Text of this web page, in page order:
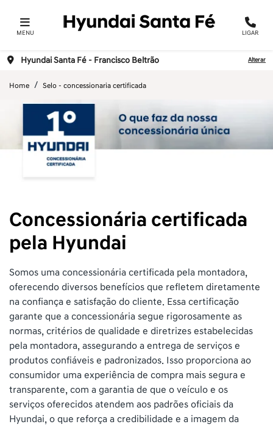
MENU LIGAR
Hyundai Santa Fé - Francisco Beltrão Alterar
Home Selo - concessionaria certificada
Concessionária certificada
pela Hyundai
Somos uma concessionária certificada pela montadora,
oferecendo diversos benefícios que refletem diretamente
na confiança e satisfação do cliente. Essa certificação
garante que a concessionária segue rigorosamente as
normas, critérios de qualidade e diretrizes estabelecidas
pela montadora, assegurando a entrega de serviços e
produtos confiáveis e padronizados. Isso proporciona ao
consumidor uma experiência de compra mais segura e
transparente, com a garantia de que o veículo e os
serviços oferecidos atendem aos padrões oficiais da
Hyundai, o que reforça a credibilidade e a imagem da